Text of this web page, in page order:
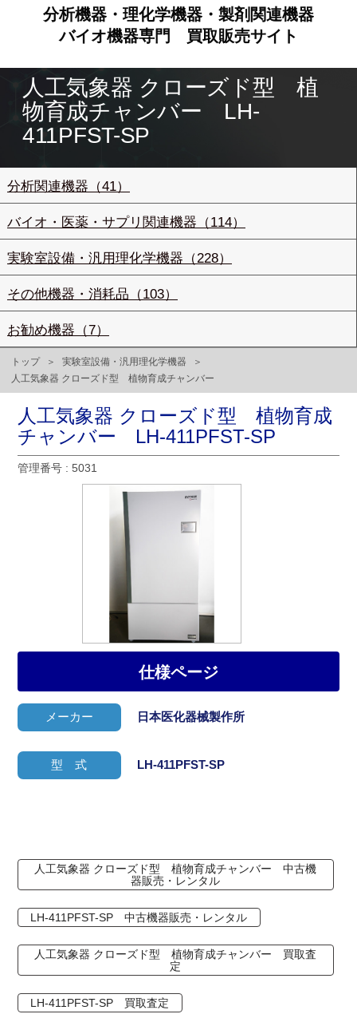
分析機器・理化学機器・製剤関連機器
バイオ機器専門
買取販売サイト
人工気象器 クローズド型 植
物育成チャンバー LH-
411PFST-SP
分析関連機器（41）
バイオ・医薬・サプリ関連機器（114）
実験室設備・汎用理化学機器（228）
その他機器・消耗品（103）
お勧め機器（7）
トップ
実験室設備・汎用理化学機器
人工気象器 クローズド型 植物育成チャンバー
人工気象器 クローズド型 植物育成
チャンバー LH-411PFST-SP
管理番号 : 5031
メーカー 日本医化器械製作所
仕様ページ
型 式 LH-411PFST-SP
人工気象器 クローズド型 植物育成チャンバー 中古機
器販売・レンタル
LH-411PFST-SP 中古機器販売・レンタル
人工気象器 クローズド型 植物育成チャンバー 買取査
定
LH-411PFST-SP 買取査定